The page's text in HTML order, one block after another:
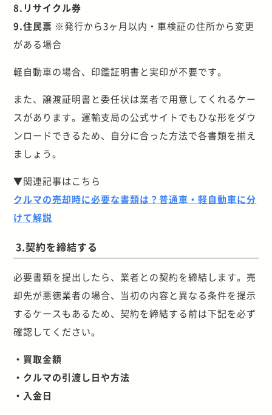
8.リサイクル券
9.住民票 ※発行から3ヶ月以内・車検証の住所から変更
がある場合
軽自動車の場合、印鑑証明書と実印が不要です。
また、譲渡証明書と委任状は業者で用意してくれるケー
スがあります。運輸支局の公式サイトでもひな形をダウ
ンロードできるため、自分に合った方法で各書類を揃え
ましょう。
▼関連記事はこちら
クルマの売却時に必要な書類は？普通車・軽自動車に分
けて解説
3.契約を締結する
必要書類を提出したら、業者との契約を締結します。売
却先が悪徳業者の場合、当初の内容と異なる条件を提示
するケースもあるため、契約を締結する前は下記を必ず
確認してください。
・買取金額
・クルマの引渡し日や方法
・入金日